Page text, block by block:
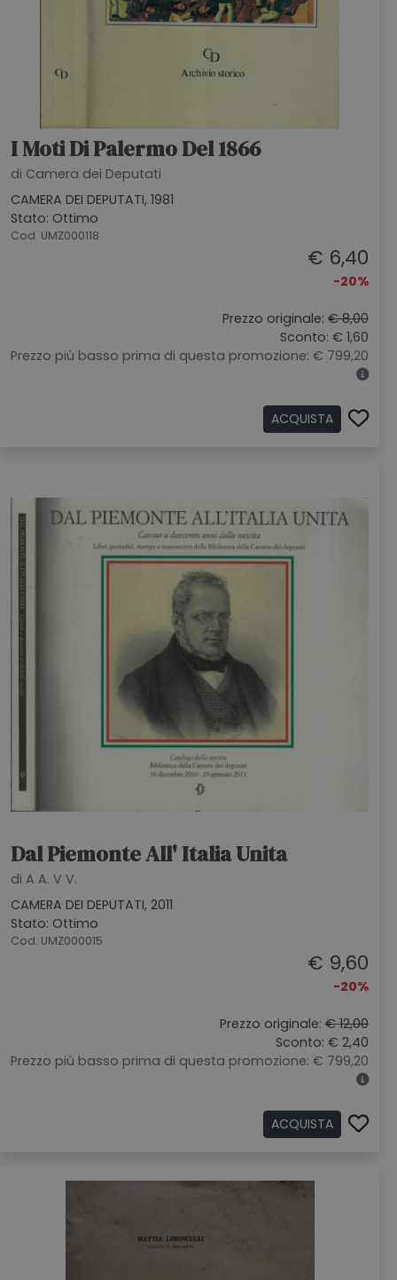
I Moti Di Palermo Del 1866
di Camera dei Deputati
CAMERA DEI DEPUTATI, 1981
Stato: Ottimo
Cod. UMZ000118
€ 6,40
-20%
Prezzo originale: € 8,00
Sconto: € 1,60
Prezzo più basso prima di questa promozione: € 799,20
ACQUISTA
Dal Piemonte All' Italia Unita
di A A. V V.
CAMERA DEI DEPUTATI, 2011
Stato: Ottimo
Cod. UMZ000015
€ 9,60
-20%
Prezzo originale: € 12,00
Sconto: € 2,40
Prezzo più basso prima di questa promozione: € 799,20
ACQUISTA